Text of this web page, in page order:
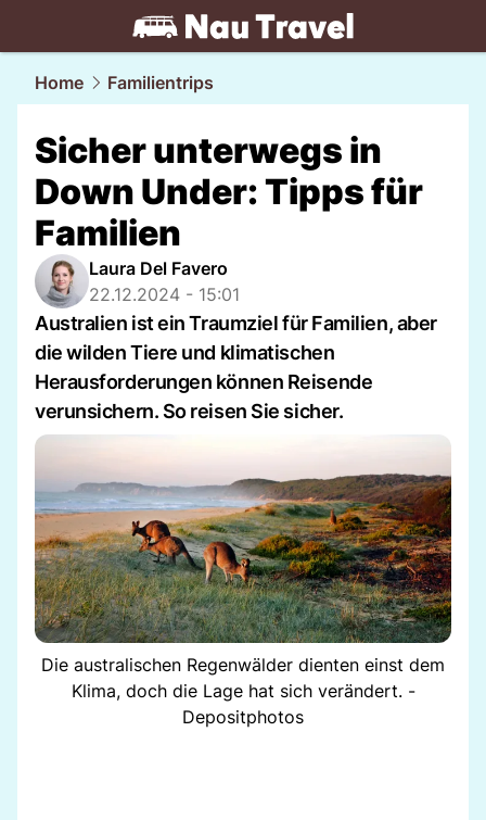
travel.NAU.ch
Home Familientrips
Sicher unterwegs in
Down Under: Tipps für
Familien
Laura Del Favero
22.12.2024 - 15:01
Australien ist ein Traumziel für Familien, aber
die wilden Tiere und klimatischen
Herausforderungen können Reisende
verunsichern. So reisen Sie sicher.
Die australischen Regenwälder dienten einst dem
Klima, doch die Lage hat sich verändert. -
Depositphotos